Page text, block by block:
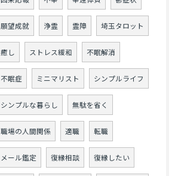
願望成就 浄霊 霊障 埼玉タロット
癒し ストレス緩和 不眠解消
不眠症 ミニマリスト シンプルライフ
シンプルな暮らし 無駄を省く
職場の人間関係 適職 転職
メール鑑定 復縁相談 復縁したい